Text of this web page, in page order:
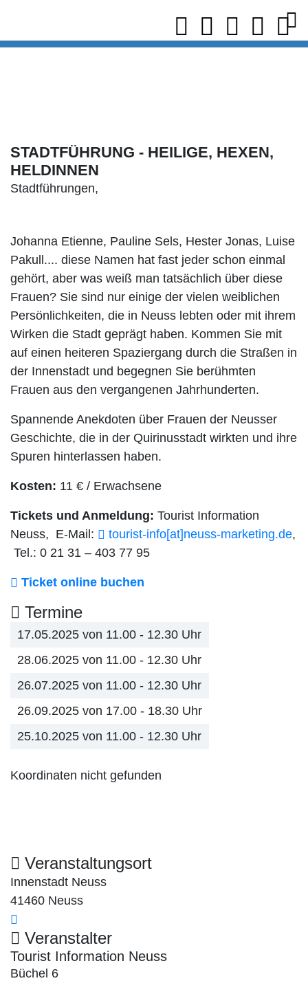
STADTFÜHRUNG - HEILIGE, HEXEN,
HELDINNEN
Stadtführungen,
Johanna Etienne, Pauline Sels, Hester Jonas, Luise
Pakull.... diese Namen hat fast jeder schon einmal
gehört, aber was weiß man tatsächlich über diese
Frauen? Sie sind nur einige der vielen weiblichen
Persönlichkeiten, die in Neuss lebten oder mit ihrem
Wirken die Stadt geprägt haben. Kommen Sie mit
auf einen heiteren Spaziergang durch die Straßen in
der Innenstadt und begegnen Sie berühmten
Frauen aus den vergangenen Jahrhunderten.
Spannende Anekdoten über Frauen der Neusser
Geschichte, die in der Quirinusstadt wirkten und ihre
Spuren hinterlassen haben.
Kosten: 11 € / Erwachsene
Tickets und Anmeldung: Tourist Information
Neuss, E-Mail:
tourist-info[at]​neuss-marketing.de,
Tel.: 0 21 31 – 403 77 95
Ticket online buchen
Termine
17.05.2025 von 11.00 - 12.30 Uhr
28.06.2025 von 11.00 - 12.30 Uhr
26.07.2025 von 11.00 - 12.30 Uhr
26.09.2025 von 17.00 - 18.30 Uhr
25.10.2025 von 11.00 - 12.30 Uhr
Koordinaten nicht gefunden
Veranstaltungsort
Innenstadt Neuss
41460 Neuss
Veranstalter
Tourist Information Neuss
Büchel 6